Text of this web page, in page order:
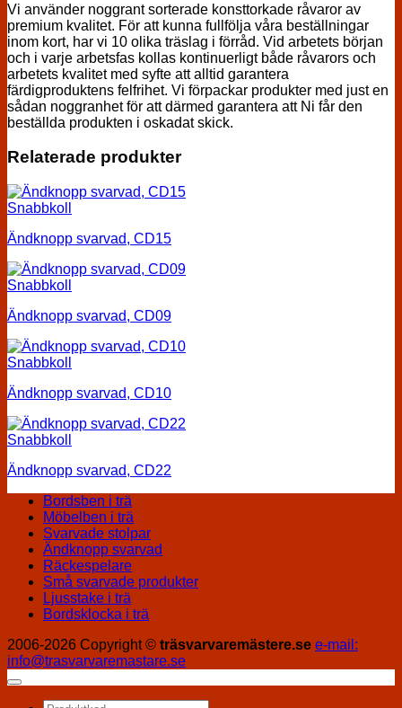
Vi använder noggrant sorterade konsttorkade råvaror av
premium kvalitet. För att kunna fullfölja våra beställningar
inom kort, har vi 10 olika träslag i förråd. Vid arbetets början
och i varje arbetsfas kollas kontinuerligt både råvarors och
arbetets kvalitet med syfte att alltid garantera
färdigproduktens felfrihet. Vi förpackar produkter med just en
sådan noggranhet för att därmed garantera att Ni får den
beställda produkten i oskadat skick.
Relaterade produkter
Snabbkoll
Ändknopp svarvad, CD15
Snabbkoll
Ändknopp svarvad, CD09
Snabbkoll
Ändknopp svarvad, CD10
Snabbkoll
Ändknopp svarvad, CD22
Bordsben i trä
Möbelben i trä
Svarvade stolpar
Ändknopp svarvad
Räckespelare
Små svarvade produkter
Ljusstake i trä
Bordsklocka i trä
2006-2026 Copyright © träsvarvaremästere.se e-mail:
info@trasvarvaremastare.se